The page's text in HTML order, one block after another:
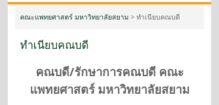
คณะแพทยศาสตร์ มหาวิทยาลัยสยาม > ทำเนียบคณบดี
ทำเนียบคณบดี
คณบดี/รักษาการคณบดี คณะ
แพทยศาสตร์ มหาวิทยาลัยสยาม